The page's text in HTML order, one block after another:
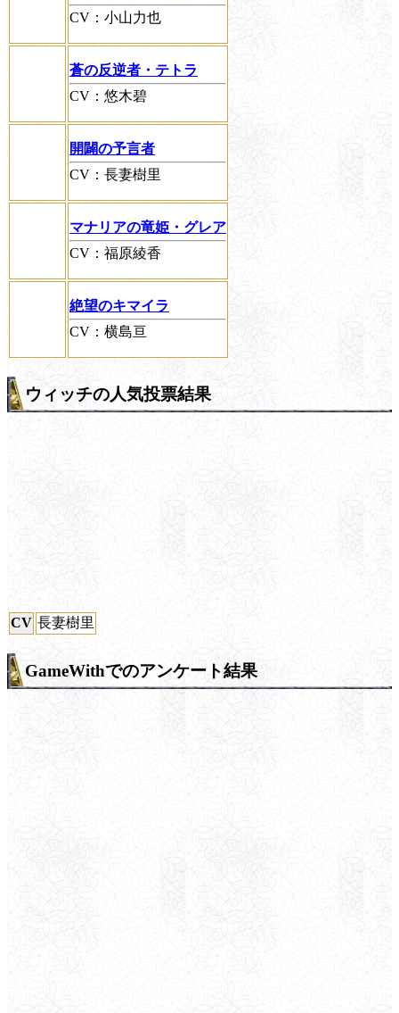
CV：小山力也
蒼の反逆者・テトラ
CV：悠木碧
開闢の予言者
CV：長妻樹里
マナリアの竜姫・グレア
CV：福原綾香
絶望のキマイラ
CV：横島亘
ウィッチの人気投票結果
CV 長妻樹里
GameWithでのアンケート結果